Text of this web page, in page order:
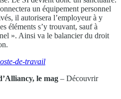
un équipement personnel
il autorisera l’employeur à y
éléments s’y trouvant, sauf à
». Ainsi va le balancier du droit
de-travail
le mag – Découvrir